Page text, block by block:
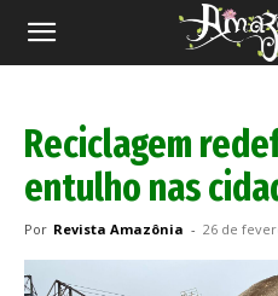
Revista
Reciclagem
entulho nas
Por Revista Amazônia - 26 de